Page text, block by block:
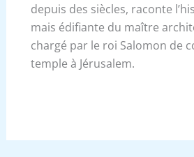
depuis des siècles, raconte
mais édifiante du maître
chargé par le roi Salomon de
temple à Jérusalem.